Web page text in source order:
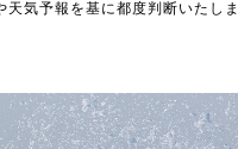
気予報を基に都度判断いたし